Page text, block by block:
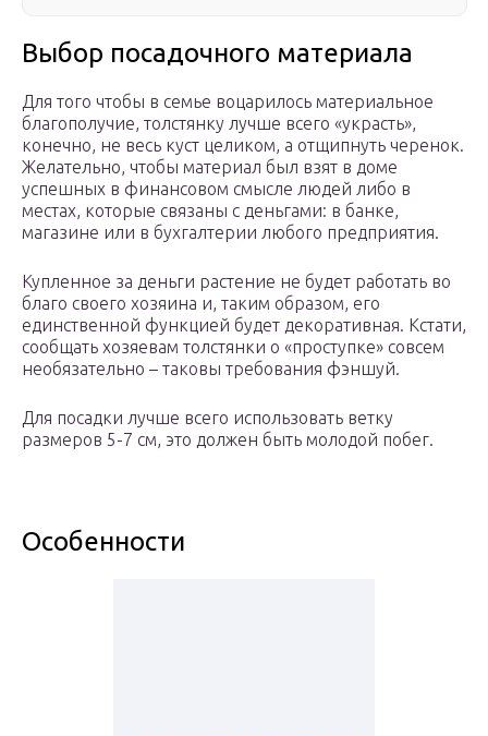
Выбор посадочного материала
Для того чтобы в семье воцарилось материальное
благополучие, толстянку лучше всего «украсть»,
конечно, не весь куст целиком, а отщипнуть черенок.
Желательно, чтобы материал был взят в доме
успешных в финансовом смысле людей либо в
местах, которые связаны с деньгами: в банке,
магазине или в бухгалтерии любого предприятия.
Купленное за деньги растение не будет работать во
благо своего хозяина и, таким образом, его
единственной функцией будет декоративная. Кстати,
сообщать хозяевам толстянки о «проступке» совсем
необязательно – таковы требования фэншуй.
Для посадки лучше всего использовать ветку
размеров 5-7 см, это должен быть молодой побег.
Особенности